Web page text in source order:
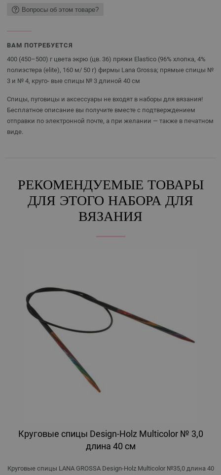
Вопросы об этом товаре?
ВАМ ПОТРЕБУЕТСЯ
400 (450–500) г цвета экрю (цв. 36) пряжи Elastico (96% хлопка, 4%
полиэстера (elite), 160 м/ 50 г) фирмы Lana Grossa; прямые спицы №
3 и № 4, круго- вые спицы № 3 длиной 40 см
Спицы, пуговицы и аксессуары не входят в наборы для вязания!
Бесплатное описание вы получите вместе с подтверждением
отправки по электронной почте, а при желании — также в печатном
виде.
РЕКОМЕНДУЕМЫЕ ТОВАРЫ
ДЛЯ ЭТОГО НАБОРА ДЛЯ
ВЯЗАНИЯ
Круговые спицы Design-Holz Multicolor № 3,0
длина 40 см
Круговые спицы LANA GROSSA Design-Holz Multicolor №35,0 длина 40